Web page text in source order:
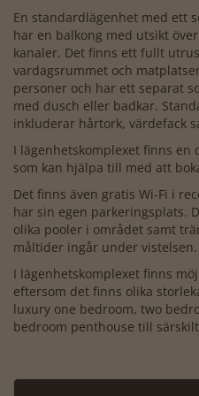
En standardlägenhet med ett
har en balkong med utsikt
kanaler. Det finns ett fullt
vardagsrummet och
personer och har ett separat
med dusch eller badkar.
inkluderar hårtork, värdefack
I lägenhetskomplexet finns
som kan hjälpa till med att
Det finns även gratis Wi-Fi i
har sin egen parkeringsplats.
olika pooler i området samt
måltider ingår under vistelsen.
I lägenhetskomplexet finns
eftersom det finns olika
luxury one bedroom, two
bedroom penthouse till